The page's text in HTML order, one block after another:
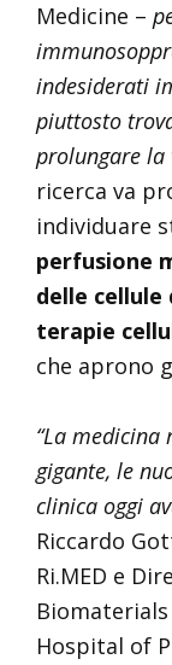
Medicine –
indesiderati
piuttosto
prolungare
ricerca va
individuare
perfusione
delle
terapie
che aprono
“La medicina
gigante, le
clinica oggi
Riccardo
Ri.MED e
Hospital of